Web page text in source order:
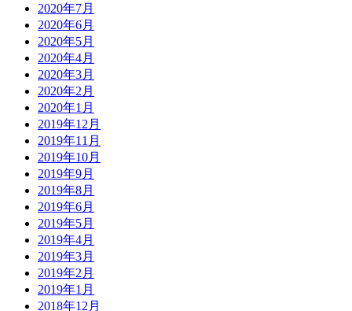
2020年7月
2020年6月
2020年5月
2020年4月
2020年3月
2020年2月
2020年1月
2019年12月
2019年11月
2019年10月
2019年9月
2019年8月
2019年6月
2019年5月
2019年4月
2019年3月
2019年2月
2019年1月
2018年12月